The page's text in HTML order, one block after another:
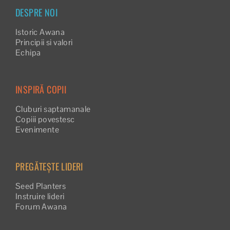
DESPRE NOI
Istoric Awana
Principii si valori
Echipa
INSPIRĂ COPII
Cluburi saptamanale
Copiii povestesc
Evenimente
PREGĂTEȘTE LIDERI
Seed Planters
Instruire lideri
Forum Awana